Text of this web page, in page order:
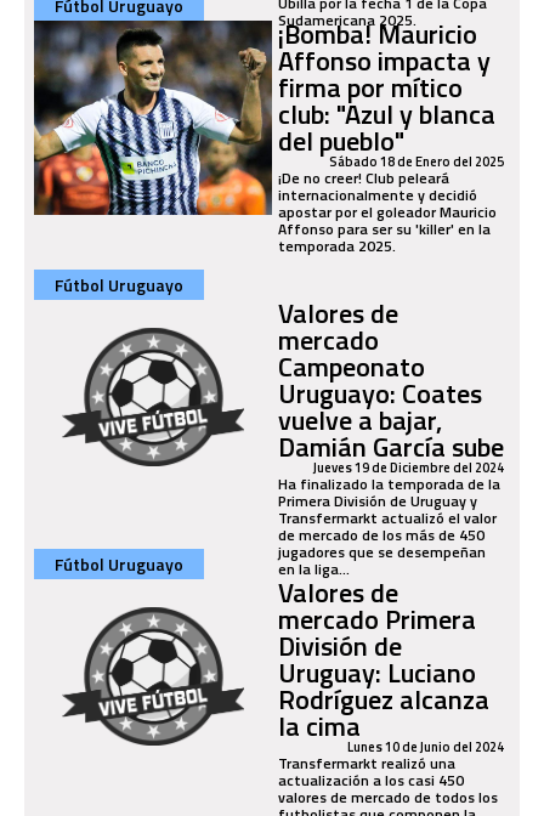
Sudamericana 2025.
¡Bomba! Mauricio
Affonso impacta y
firma por mítico
club: "Azul y blanca
del pueblo"
Sábado 18 de Enero del 2025
¡De no creer! Club peleará
internacionalmente y decidió
apostar por el goleador Mauricio
Affonso para ser su 'killer' en la
temporada 2025.
Fútbol Uruguayo
Valores de
mercado
Campeonato
Uruguayo: Coates
vuelve a bajar,
Damián García sube
Jueves 19 de Diciembre del 2024
Ha finalizado la temporada de la
Primera División de Uruguay y
Transfermarkt actualizó el valor
de mercado de los más de 450
jugadores que se desempeñan
en la liga...
Fútbol Uruguayo
Valores de
mercado Primera
División de
Uruguay: Luciano
Rodríguez alcanza
la cimaLunes 10 de Junio del 2024
Transfermarkt realizó una
actualización a los casi 450
valores de mercado de todos los